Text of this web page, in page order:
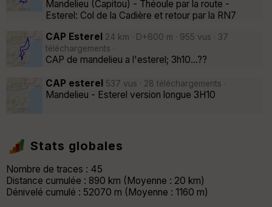
Mandelieu (Capitou) - Théoule par la route -
Esterel: Col de la Cadière et retour par la RN7
CAP Esterel
24 km · D+600 m · 955 vus · 37
téléchargements ·
CAP de mandelieu a l'esterel; 3h10...??
CAP esterel 537 vus · 28 téléchargements ·
Mandelieu - Esterel version longue 3H10
Stats globales
Nombre de traces : 45
Distance cumulée : 890 km (Moyenne : 20 km)
Dénivelé cumulé : 52070 m (Moyenne : 1160 m)